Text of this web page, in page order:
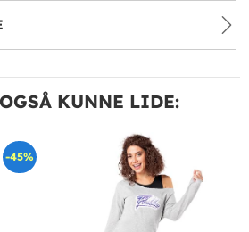
KUNNE LIDE:
-45%